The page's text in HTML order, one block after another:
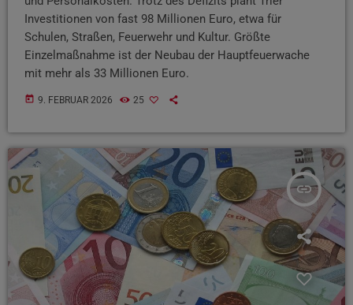
Investitionen von fast 98 Millionen Euro, etwa für
Schulen, Straßen, Feuerwehr und Kultur. Größte
Einzelmaßnahme ist der Neubau der Hauptfeuerwache
mit mehr als 33 Millionen Euro.
today 9. FEBRUAR 2026 25
insert_link